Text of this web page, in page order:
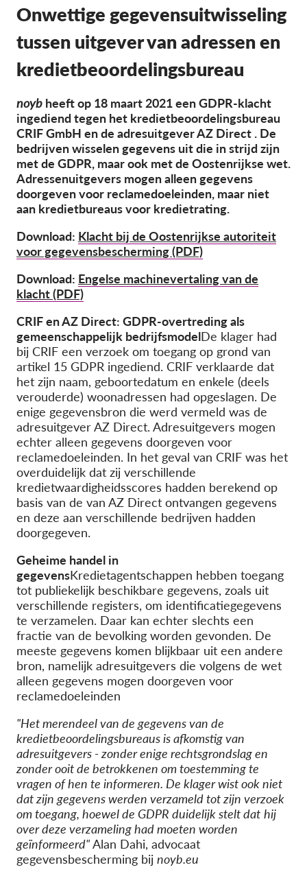
Vacatures
Representatieve vorderingen
OnionShare
Contact
GDPRhub
Onwettige gegevensuitwisseling
tussen uitgever van adressen en
kredietbeoordelingsbureau
noyb heeft op 18 maart 2021een GDPR-klacht
ingediend tegen het kredietbeoordelingsbureau
CRIF GmbH en de adresuitgever AZ Direct . De
bedrijven wisselen gegevens uit die in strijd zijn
met de GDPR, maar ook met de Oostenrijkse wet.
Adressenuitgevers mogen alleen gegevens
doorgeven voor reclamedoeleinden, maar niet
aan kredietbureaus voor kredietrating.
Download: Klacht bij de Oostenrijkse autoriteit
voor gegevensbescherming (PDF)
Download: Engelse machinevertaling van de
klacht (PDF)
CRIF en AZ Direct: GDPR-overtreding als
gemeenschappelijk bedrijfsmodelDe klager had
bij CRIF een verzoek om toegang op grond van
artikel 15 GDPR ingediend. CRIF verklaarde dat
het zijn naam, geboortedatum en enkele (deels
verouderde) woonadressen had opgeslagen. De
enige gegevensbron die werd vermeld was de
adresuitgever AZ Direct. Adresuitgevers mogen
echter alleen gegevens doorgeven voor
reclamedoeleinden. In het geval van CRIF was het
overduidelijk dat zij verschillende
kredietwaardigheidsscores hadden berekend op
basis van de van AZ Direct ontvangen gegevens
en deze aan verschillende bedrijven hadden
doorgegeven.
Geheime handel in
gegevensKredietagentschappen hebben toegang
tot publiekelijk beschikbare gegevens, zoals uit
verschillende registers, om identificatiegegevens
te verzamelen. Daar kan echter slechts een
fractie van de bevolking worden gevonden. De
meeste gegevens komen blijkbaar uit een andere
bron, namelijk adresuitgevers die volgens de wet
alleen gegevens mogen doorgeven voor
reclamedoeleinden
"Het merendeel van de gegevens van de
kredietbeoordelingsbureaus is afkomstig van
adresuitgevers - zonder enige rechtsgrondslag en
zonder ooit de betrokkenen om toestemming te
vragen of hen te informeren. De klager wist ook niet
dat zijn gegevens werden verzameld tot zijn verzoek
om toegang, hoewel de GDPR duidelijk steltdat hij
over deze verzameling had moeten worden
geïnformeerd"Alan Dahi, advocaat
gegevensbescherming bij noyb.eu